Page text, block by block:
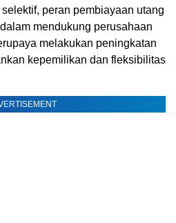
peran pembiayaan utang
mendukung perusahaan
melakukan peningkatan
kepemilikan dan fleksibilitas